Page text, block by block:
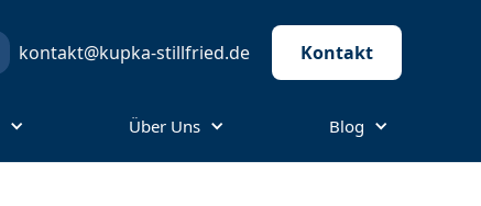
kontakt@kupka-stillfried.de Kontakt
Über Uns Blog